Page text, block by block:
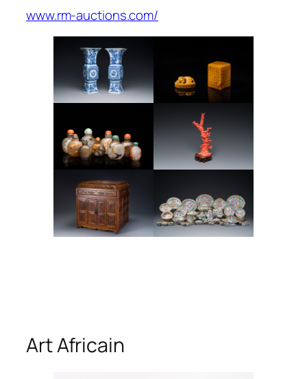
www.rm-auctions.com/
Art Africain